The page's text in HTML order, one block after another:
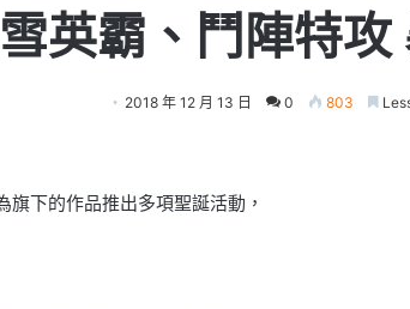
英霸、鬥陣特
2018 年 12 月 13 日 0 803
下的作品推出多項聖誕活動，